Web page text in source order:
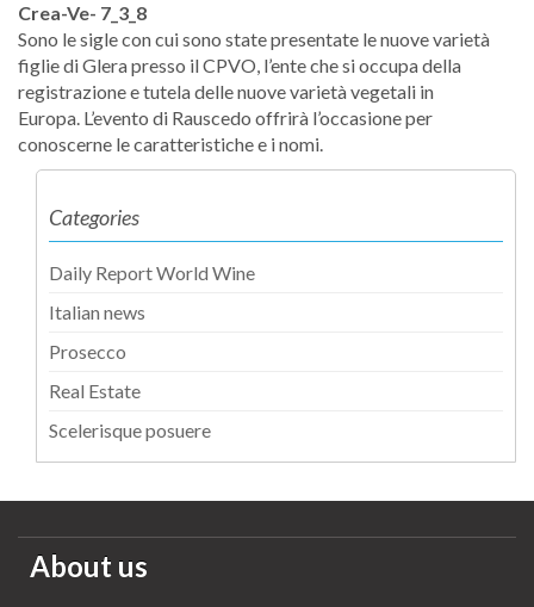
Crea-Ve- 7_3_8
Sono le sigle con cui sono state presentate le nuove varietà
figlie di Glera presso il CPVO, l’ente che si occupa della
registrazione e tutela delle nuove varietà vegetali in
Europa. L’evento di Rauscedo offrirà l’occasione per
conoscerne le caratteristiche e i nomi.
Categories
Daily Report World Wine
Italian news
Prosecco
Real Estate
Scelerisque posuere
About us